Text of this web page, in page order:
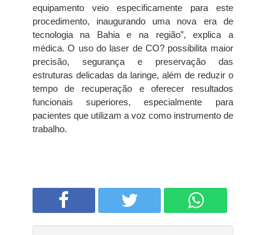
equipamento veio especificamente para este
procedimento, inaugurando uma nova era de
tecnologia na Bahia e na região”, explica a
médica. O uso do laser de CO? possibilita maior
precisão, segurança e preservação das
estruturas delicadas da laringe, além de reduzir o
tempo de recuperação e oferecer resultados
funcionais superiores, especialmente para
pacientes que utilizam a voz como instrumento de
trabalho.